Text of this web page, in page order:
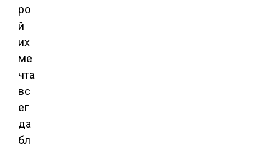
ро
й
их
ме
чта
вс
ег
да
бл